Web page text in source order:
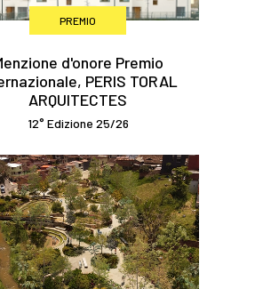
PREMIO
d'onore Premio
PERIS TORAL
ARQUITECTES
12° Edizione 25/26